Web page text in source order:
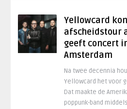
Yellowcard
afscheidstour
geeft concert
Amsterdam
Na twee decennia
Yellowcard het voor
Dat maakte de
poppunk-band